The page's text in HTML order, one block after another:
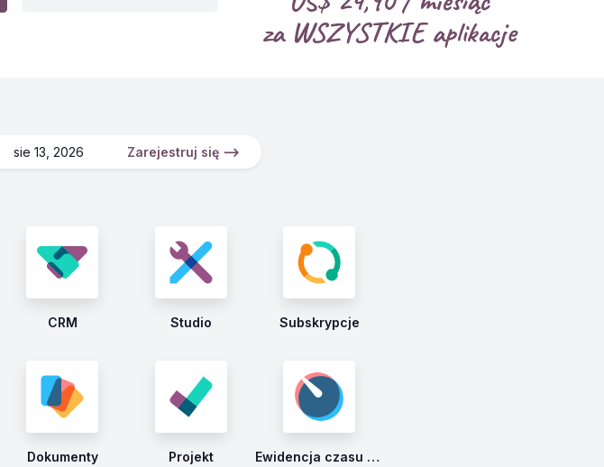
za WSZYSTKIE aplikacje
sie 13, 2026 Zarejestruj się ⟶
CRM Studio Subskrypcje
Dokumenty Projekt Ewidencja czasu pracy